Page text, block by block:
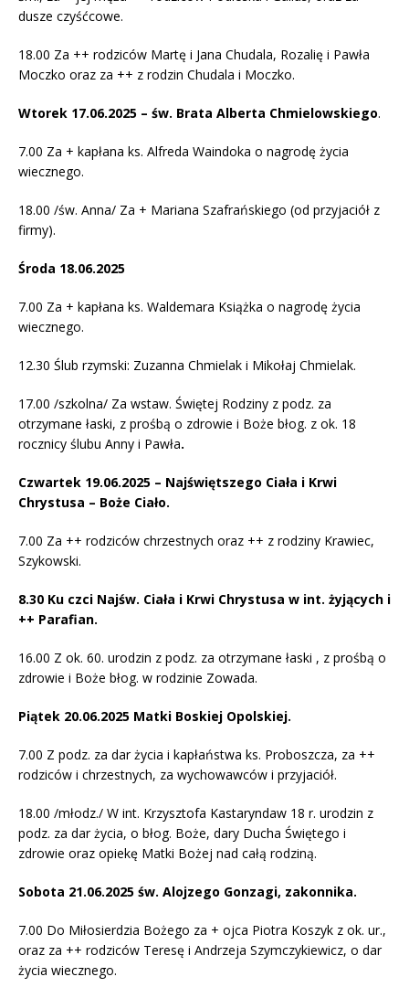
dusze czyśćcowe.
18.00 Za ++ rodziców Martę i Jana Chudala, Rozalię i Pawła
Moczko oraz za ++ z rodzin Chudala i Moczko.
Wtorek 17.06.2025 – św. Brata Alberta Chmielowskiego.
7.00 Za + kapłana ks. Alfreda Waindoka o nagrodę życia
wiecznego.
18.00 /św. Anna/ Za + Mariana Szafrańskiego (od przyjaciół z
firmy).
Środa 18.06.2025
7.00 Za + kapłana ks. Waldemara Książka o nagrodę życia
wiecznego.
12.30 Ślub rzymski: Zuzanna Chmielak i Mikołaj Chmielak.
17.00 /szkolna/ Za wstaw. Świętej Rodziny z podz. za
otrzymane łaski, z prośbą o zdrowie i Boże błog. z ok. 18
rocznicy ślubu Anny i Pawła.
Czwartek 19.06.2025 – Najświętszego Ciała i Krwi
Chrystusa – Boże Ciało.
7.00 Za ++ rodziców chrzestnych oraz ++ z rodziny Krawiec,
Szykowski.
8.30 Ku czci Najśw. Ciała i Krwi Chrystusa w int. żyjących i
++ Parafian.
16.00 Z ok. 60. urodzin z podz. za otrzymane łaski , z prośbą o
zdrowie i Boże błog. w rodzinie Zowada.
Piątek 20.06.2025 Matki Boskiej Opolskiej.
7.00 Z podz. za dar życia i kapłaństwa ks. Proboszcza, za ++
rodziców i chrzestnych, za wychowawców i przyjaciół.
18.00 /młodz./ W int. Krzysztofa Kastaryndaw 18 r. urodzin z
podz. za dar życia, o błog. Boże, dary Ducha Świętego i
zdrowie oraz opiekę Matki Bożej nad całą rodziną.
Sobota 21.06.2025 św. Alojzego Gonzagi, zakonnika.
7.00 Do Miłosierdzia Bożego za + ojca Piotra Koszyk z ok. ur.,
oraz za ++ rodziców Teresę i Andrzeja Szymczykiewicz, o dar
życia wiecznego.